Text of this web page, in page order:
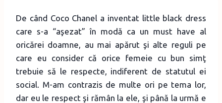
De când Coco Chanel a inventat little black dress
care s-a “aşezat” în modă ca un must have al
oricărei doamne, au mai apărut şi alte reguli pe
care eu consider că orice femeie cu bun simţ
trebuie să le respecte, indiferent de statutul ei
social. M-am contrazis de multe ori pe tema lor,
dar eu le respect şi rămân la ele, şi până la urmă e